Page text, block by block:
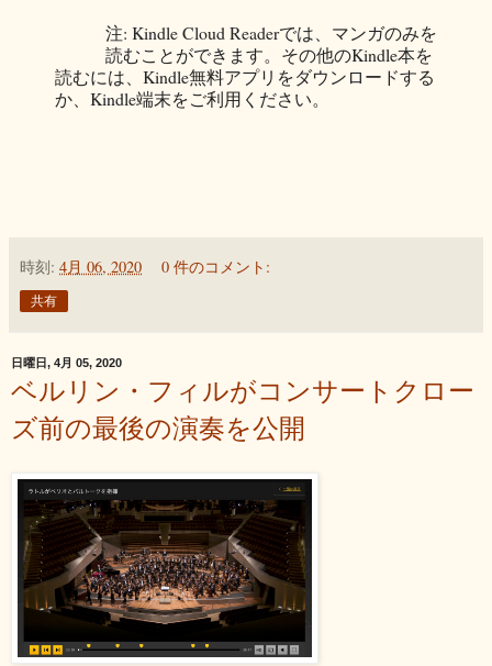
注: Kindle Cloud Readerでは、マンガのみを
読むことができます。その他のKindle本を
読むには、Kindle無料アプリをダウンロードする
か、Kindle端末をご利用ください。
時刻: 4月 06, 2020 0 件のコメント:
共有
日曜日, 4月 05, 2020
ベルリン・フィルがコンサートクロー
ズ前の最後の演奏を公開